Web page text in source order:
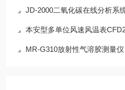
JD-2000二氧化碳在线分析系
本安型多单位风速风温表
MR-G310放射性气溶胶测量仪：IP65